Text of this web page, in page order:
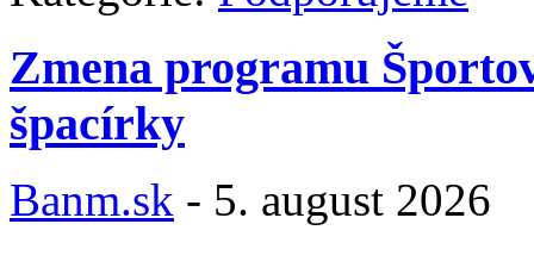
Zmena programu
špacírky
Banm.sk - 5. august 2026